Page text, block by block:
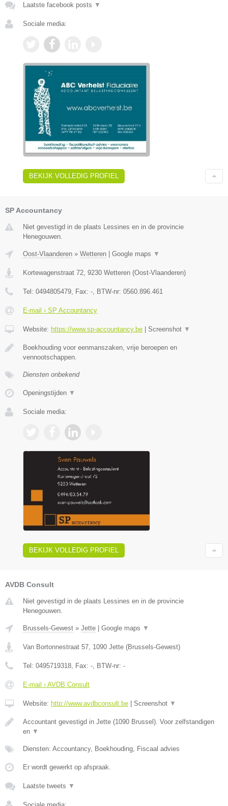
Laatste facebook posts ▼
Sociale media:
BEKIJK VOLLEDIG PROFIEL
SP Accountancy
Niet gevestigd in de plaats Lessines en in de provincie
Henegouwen.
Oost-Vlaanderen » Wetteren Google maps ▼
Kortewagenstraat 72 9230 Wetteren (Oost-Vlaanderen)
Tel: 0494805479 , Fax: - , BTW-nr: 0560.896.461
E-mail › SP Accountancy
Website: https://www.sp-accountancy.be Screenshot ▼
Boekhouding voor eenmanszaken, vrije beroepen en
vennootschappen.
Diensten onbekend
Openingstijden ▼
Sociale media:
BEKIJK VOLLEDIG PROFIEL
AVDB Consult
Niet gevestigd in de plaats Lessines en in de provincie
Henegouwen.
Brussels-Gewest » Jette | Google maps ▼
Van Bortonnestraat 57 1090 Jette (Brussels-Gewest)
Tel: 0495719318 , Fax: - , BTW-nr: -
E-mail › AVDB Consult
Website: http://www.avdbconsult.be | Screenshot ▼
Accountant gevestigd in Jette (1090 Brussel). Voor zelfstandigen
en ▼
Diensten: Accountancy, Boekhouding, Fiscaal advies
Er wordt gewerkt op afspraak.
Laatste tweets ▼